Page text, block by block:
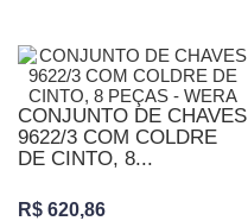
CONJUNTO DE CHAVES
9622/3 COM COLDRE
DE CINTO, 8...
R$ 620,86